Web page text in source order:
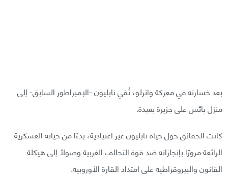
بعد خسارته في معركة واترلو، نُفي نابليون -الإمبراطور السابق- إلى
منزل بائس على جزيرة بعيدة.
كانت الحقائق حول حياة نابليون غير اعتيادية، بدءًا من حياته العسكرية
الرائعة مرورًا بإنجازاته ضد قوة التحالف الغربية وصولًا إلى هيكلة
القانون والبيروقراطية على امتداد القارة الأوروبية.